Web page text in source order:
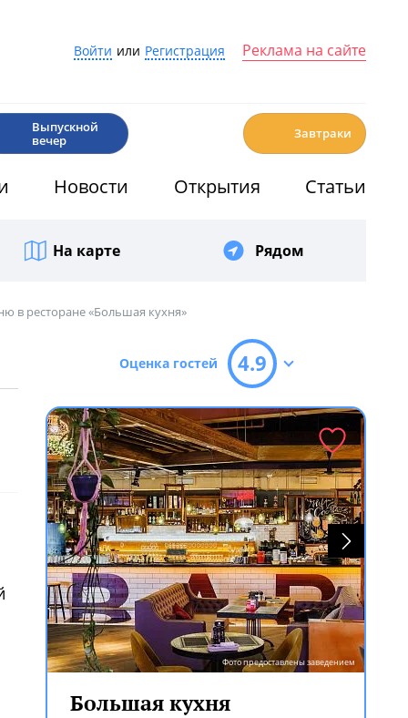
Войти или Регистрация Реклама на сайте
Выпускной
вечер
Завтраки
Новости Открытия Статьи
На карте Рядом
в ресторане «Большая кухня»
Оценка гостей 4.9
Фото предоставлены заведением
Большая кухня